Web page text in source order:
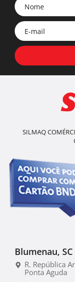
SILMAQ
Blumenau, SC
R. República
Ponta Aguda